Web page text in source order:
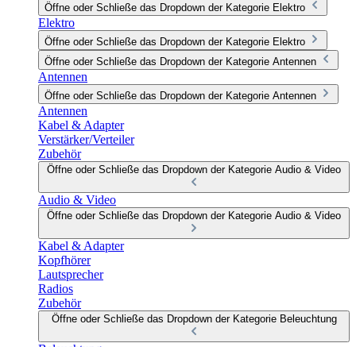
Öffne oder Schließe das Dropdown der Kategorie Elektro
Elektro
Öffne oder Schließe das Dropdown der Kategorie Elektro
Öffne oder Schließe das Dropdown der Kategorie Antennen
Antennen
Öffne oder Schließe das Dropdown der Kategorie Antennen
Antennen
Kabel & Adapter
Verstärker/Verteiler
Zubehör
Öffne oder Schließe das Dropdown der Kategorie Audio & Video
Audio & Video
Öffne oder Schließe das Dropdown der Kategorie Audio & Video
Kabel & Adapter
Kopfhörer
Lautsprecher
Radios
Zubehör
Öffne oder Schließe das Dropdown der Kategorie Beleuchtung